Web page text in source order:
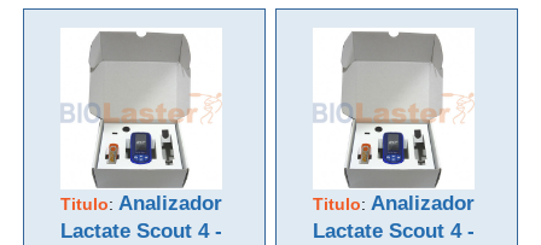
Titulo: Analizador
Lactate Scout 4 -
Titulo: Analizador
Lactate Scout 4 -